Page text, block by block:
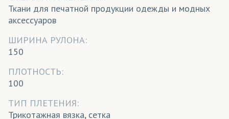
Ткани для печатной продукции одежды и модных
аксессуаров
ШИРИНА РУЛОНА:
150
ПЛОТНОСТЬ:
100
ТИП ПЛЕТЕНИЯ:
Трикотажная вязка, сетка